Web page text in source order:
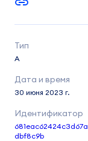
A
30 июня 2023 г.
dbf8c9b